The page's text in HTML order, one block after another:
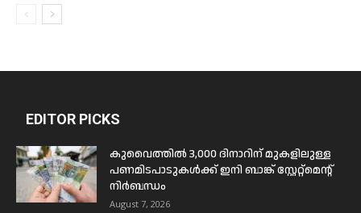
EDITOR PICKS
കുവൈത്തിൽ 3,000 ദിനാറിന് മുകളിലുള്ള
പണമിടപാടുകൾക്ക് ഇനി ബാങ്ക് സ്റ്റേറ്റ്മെന്റ്
നിർബന്ധം
August 7, 2026